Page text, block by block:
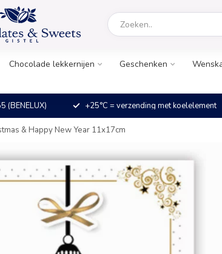
Chocolade lekkernijen Geschenken
(BENELUX) +25°C = verzending met koelelement
& Happy New Year 11x17cm